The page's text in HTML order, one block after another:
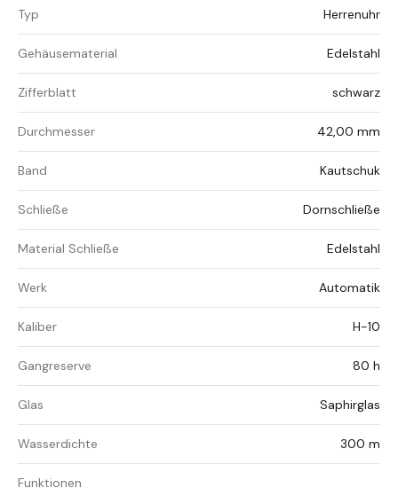
Typ Herrenuhr
Gehäusematerial Edelstahl
Zifferblatt schwarz
Durchmesser 42,00 mm
Band Kautschuk
Schließe Dornschließe
Material Schließe Edelstahl
Werk Automatik
Kaliber H-10
Gangreserve 80 h
Glas Saphirglas
Wasserdichte 300 m
Funktionen